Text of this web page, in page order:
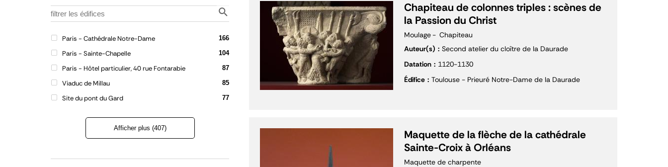
Paris - Cathédrale Notre-Dame 166
Paris - Sainte-Chapelle 104
Paris - Hôtel particulier, 40 rue Fontarabie 87
Viaduc de Millau 85
Site du pont du Gard 77
Afficher plus (407)
la
Chapiteau de colonnes triples : scènes de
la Passion du Christ
Moulage
Chapiteau
Auteur(s)
Second atelier du cloître de la Daurade
Datation
1120-1130
Édifice
Toulouse - Prieuré Notre-Dame de la Daurade
Maquette de la flèche de la cathédrale
Sainte-Croix à Orléans
Maquette de charpente